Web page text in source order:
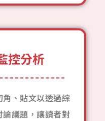
控分析
、貼文以透過綜
議題，讓讀者對